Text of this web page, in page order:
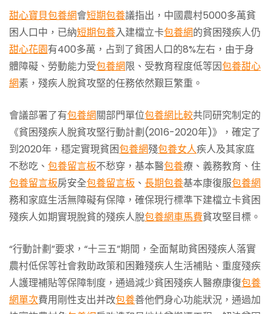
甜心寶貝包養網會短期包養議指出，中國農村5000多萬貧
困人口中，已納短期包養入建檔立卡包養網的貧困殘疾人仍
甜心花園有400多萬，占到了貧困人口的8%左右，由于身
體障礙、勞動能力受包養網限、受教育程度低等因包養甜心
網素，殘疾人脫貧攻堅的任務依然艱巨繁重。
會議部署了有包養網關部門單位包養網比較共同研究制定的
《貧困殘疾人脫貧攻堅行動計劃(2016-2020年)》，確定了
到2020年，穩定實現貧困包養網殘包養女人疾人及其家庭
不愁吃、 包養留言板不愁穿，基本醫包養療、義務教育、住
包養留言板房安全包養留言板 、 長期包養基本康復服包養網
務和家庭生活無障礙有保障，確保現行標準下建檔立卡貧困
殘疾人如期實現脫貧的殘疾人脫包養網車馬費貧攻堅目標。
“行動計劃”要求，“十三五”期間，全面幫助貧困殘疾人落實
農村低保等社會救助政策和困難殘疾人生活補貼、重度殘疾
人護理補貼等保障制度，通過減少貧困殘疾人醫療康復包養
網單次費用剛性支出并改包養善他們身心功能狀況，通過加